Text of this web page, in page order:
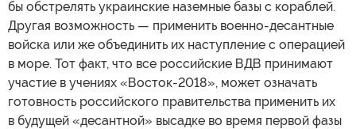
бы обстрелять украинские наземные базы с кораблей.
Другая возможность — применить военно-десантные
войска или же объединить их наступление с операцией
в море. Тот факт, что все российские ВДВ принимают
участие в учениях «Восток-2018», может означать
готовность российского правительства применить их
в будущей «десантной» высадке во время первой фазы